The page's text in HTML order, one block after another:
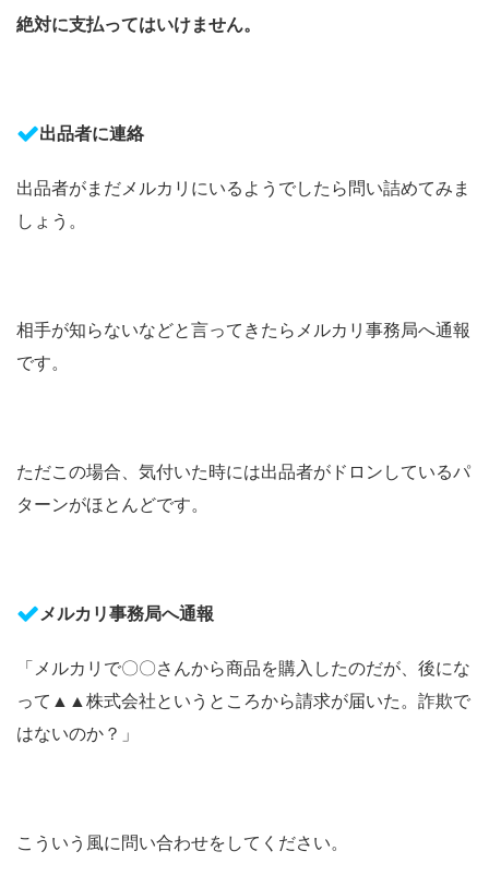
絶対に支払ってはいけません。
出品者に連絡
出品者がまだメルカリにいるようでしたら問い詰めてみま
しょう。
相手が知らないなどと言ってきたらメルカリ事務局へ通報
です。
ただこの場合、気付いた時には出品者がドロンしているパ
ターンがほとんどです。
メルカリ事務局へ通報
「メルカリで〇〇さんから商品を購入したのだが、後にな
って ▲▲ 株式会社というところから請求が届いた。詐欺で
はないのか？」
こういう風に問い合わせをしてください。